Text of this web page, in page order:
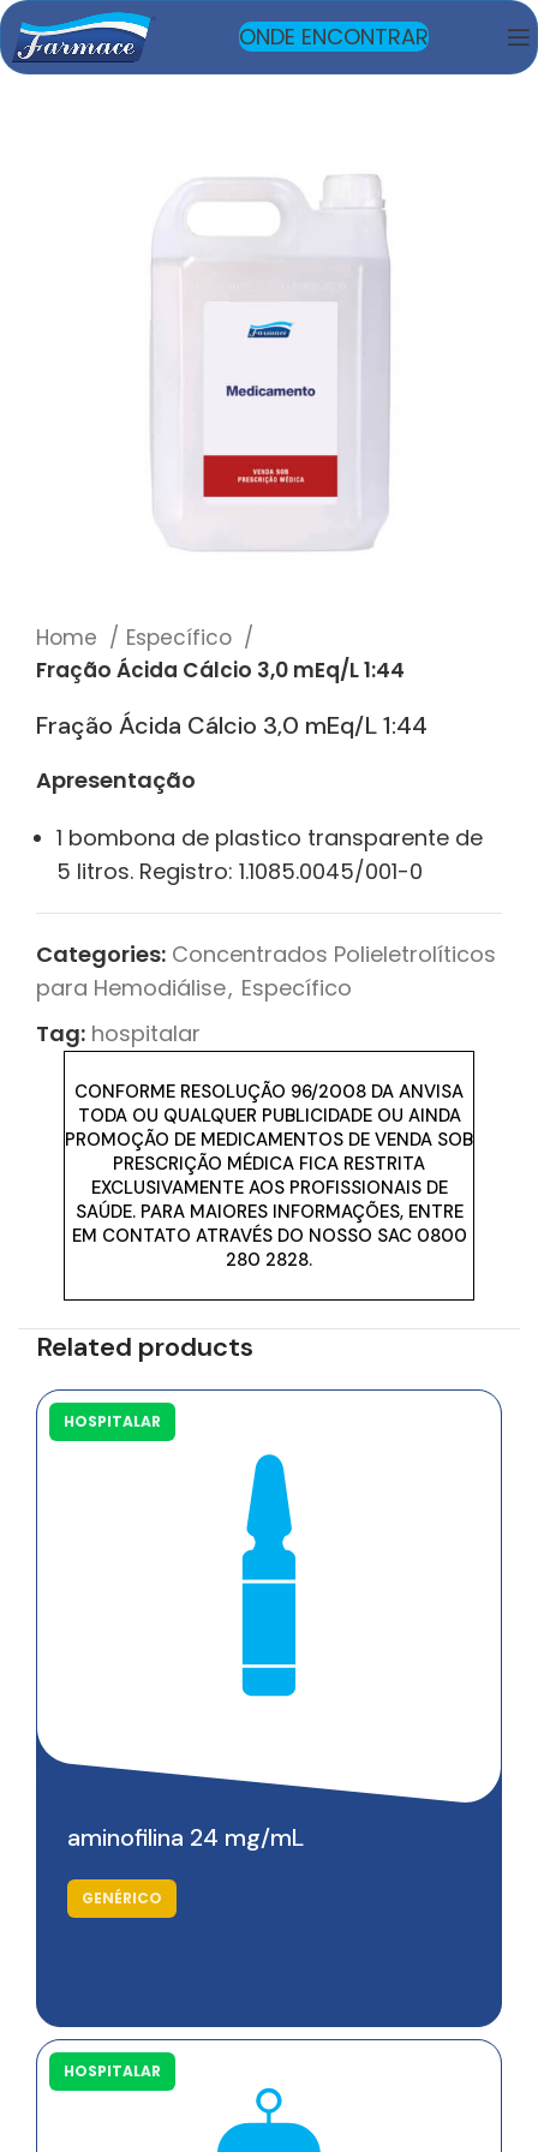
ONDE ENCONTRAR
Home
Específico
Fração Ácida Cálcio 3,0 mEq/L 1:44
Fração Ácida Cálcio 3,0 mEq/L 1:44
Apresentação
1 bombona de plastico transparente de
5 litros. Registro: 1.1085.0045/001-0
Categories: Concentrados Polieletrolíticos
para Hemodiálise, Específico
Tag: hospitalar
CONFORME RESOLUÇÃO 96/2008 DA ANVISA
TODA OU QUALQUER PUBLICIDADE OU AINDA
PROMOÇÃO DE MEDICAMENTOS DE VENDA SOB
PRESCRIÇÃO MÉDICA FICA RESTRITA
EXCLUSIVAMENTE AOS PROFISSIONAIS DE
SAÚDE. PARA MAIORES INFORMAÇÕES, ENTRE
EM CONTATO ATRAVÉS DO NOSSO SAC 0800
280 2828.
Related products
HOSPITALAR
aminofilina 24 mg/mL
GENÉRICO
HOSPITALAR